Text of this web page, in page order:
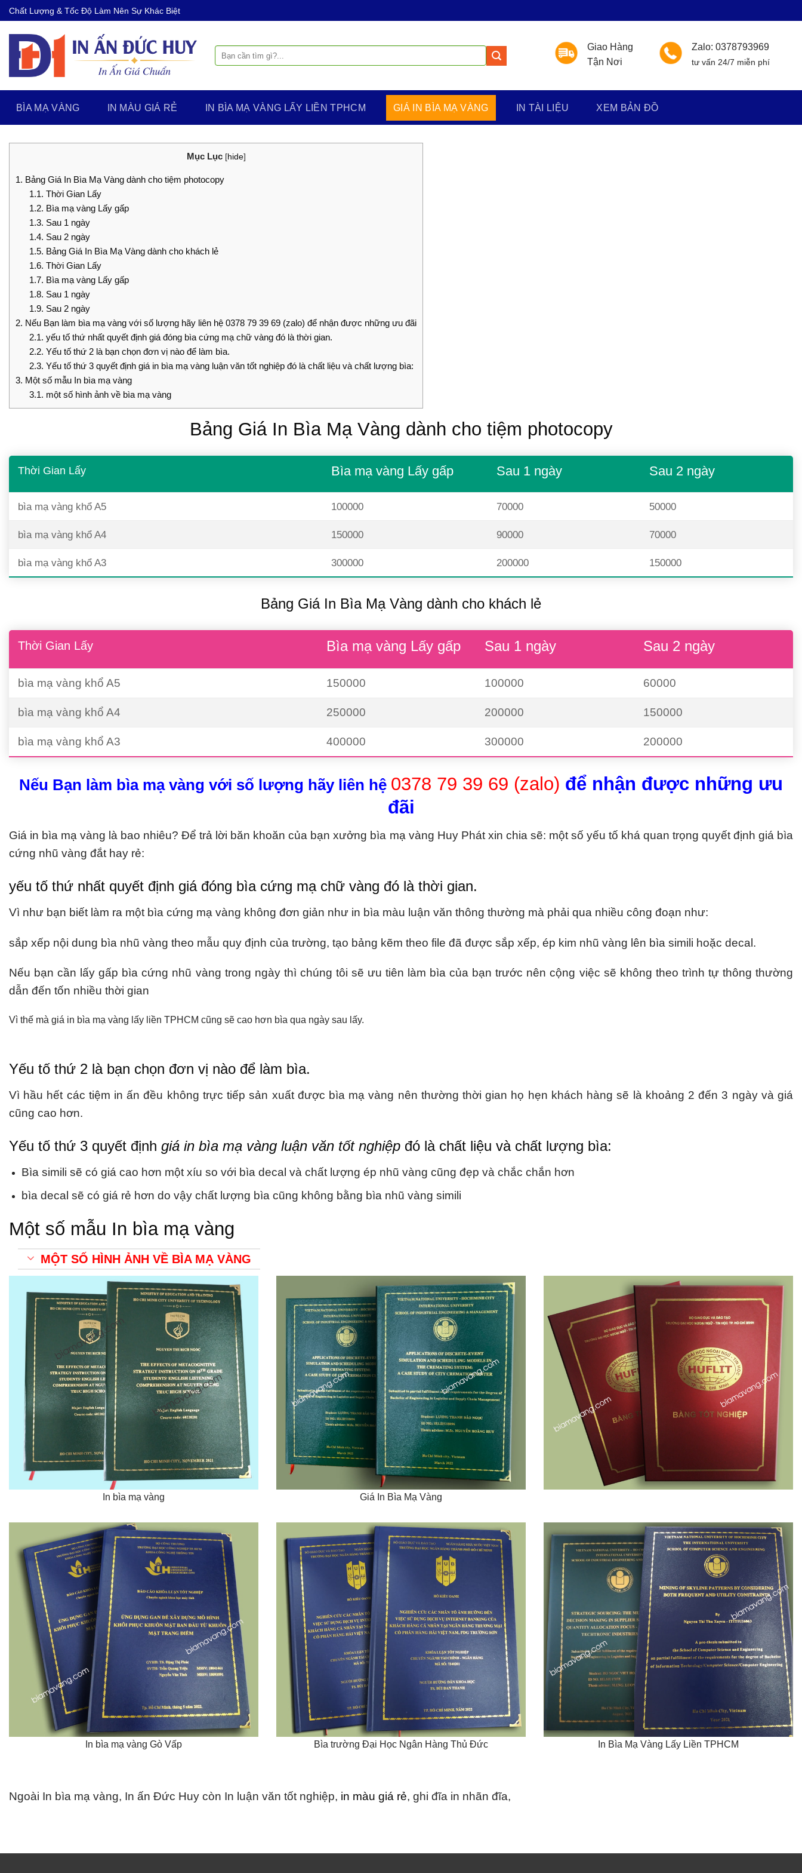
Skip
to
content
Chất Lượng & Tốc Độ Làm Nên Sự Khác Biệt
Giao Hàng
Tận Nơi
Zalo: 0378793969
tư vấn 24/7 miễn phí
BÌA MẠ VÀNG IN MÀU GIÁ RẺ IN BÌA MẠ VÀNG LẤY LIỀN TPHCM GIÁ IN BÌA MẠ VÀNG IN TÀI LIỆU XEM BẢN ĐỒ
Mục Lục [hide]
1. Bảng Giá In Bìa Mạ Vàng dành cho tiệm photocopy
1.1. Thời Gian Lấy
1.2. Bìa mạ vàng Lấy gấp
1.3. Sau 1 ngày
1.4. Sau 2 ngày
1.5. Bảng Giá In Bìa Mạ Vàng dành cho khách lẻ
1.6. Thời Gian Lấy
1.7. Bìa mạ vàng Lấy gấp
1.8. Sau 1 ngày
1.9. Sau 2 ngày
2. Nếu Bạn làm bìa mạ vàng với số lượng hãy liên hệ 0378 79 39 69 (zalo) để nhận được những ưu đãi
2.1. yếu tố thứ nhất quyết định giá đóng bìa cứng mạ chữ vàng đó là thời gian.
2.2. Yếu tố thứ 2 là bạn chọn đơn vị nào để làm bìa.
2.3. Yếu tố thứ 3 quyết định giá in bìa mạ vàng luận văn tốt nghiệp đó là chất liệu và chất lượng bìa:
3. Một số mẫu In bìa mạ vàng
3.1. một số hình ảnh về bìa mạ vàng
Bảng Giá In Bìa Mạ Vàng dành cho tiệm photocopy
Thời Gian Lấy Bìa mạ vàng Lấy gấp Sau 1 ngày Sau 2 ngày
bìa mạ vàng khổ A5 100000 70000 50000
bìa mạ vàng khổ A4 150000 90000 70000
bìa mạ vàng khổ A3 300000 200000 150000
Bảng Giá In Bìa Mạ Vàng dành cho khách lẻ
Thời Gian Lấy Bìa mạ vàng Lấy gấp Sau 1 ngày Sau 2 ngày
bìa mạ vàng khổ A5 150000 100000 60000
bìa mạ vàng khổ A4 250000 200000 150000
bìa mạ vàng khổ A3 400000 300000 200000
Nếu Bạn làm bìa mạ vàng với số lượng hãy liên hệ 0378 79 39 69 (zalo) để nhận được những ưu
đãi
Giá in bìa mạ vàng là bao nhiêu? Để trả lời băn khoăn của bạn xưởng bìa mạ vàng Huy Phát xin chia sẽ: một số yếu tố khá quan trọng quyết định giá bìa
cứng nhũ vàng đắt hay rẻ:
yếu tố thứ nhất quyết định giá đóng bìa cứng mạ chữ vàng đó là thời gian.
Vì như bạn biết làm ra một bìa cứng mạ vàng không đơn giản như in bìa màu luận văn thông thường mà phải qua nhiều công đoạn như:
sắp xếp nội dung bìa nhũ vàng theo mẫu quy định của trường, tạo bảng kẽm theo file đã được sắp xếp, ép kim nhũ vàng lên bìa simili hoặc decal.
Nếu bạn cần lấy gấp bìa cứng nhũ vàng trong ngày thì chúng tôi sẽ ưu tiên làm bìa của bạn trước nên cộng việc sẽ không theo trình tự thông thường
dẫn đến tốn nhiều thời gian
Vì thế mà giá in bìa mạ vàng lấy liền TPHCM cũng sẽ cao hơn bìa qua ngày sau lấy.
Yếu tố thứ 2 là bạn chọn đơn vị nào để làm bìa.
Vì hầu hết các tiệm in ấn đều không trực tiếp sản xuất được bìa mạ vàng nên thường thời gian họ hẹn khách hàng sẽ là khoảng 2 đến 3 ngày và giá
cũng cao hơn.
Yếu tố thứ 3 quyết định giá in bìa mạ vàng luận văn tốt nghiệp đó là chất liệu và chất lượng bìa:
Bìa simili sẽ có giá cao hơn một xíu so với bìa decal và chất lượng ép nhũ vàng cũng đẹp và chắc chắn hơn
bìa decal sẽ có giá rẻ hơn do vậy chất lượng bìa cũng không bằng bìa nhũ vàng simili
Một số mẫu In bìa mạ vàng
MỘT SỐ HÌNH ẢNH VỀ BÌA MẠ VÀNG
In bìa mạ vàng Giá In Bìa Mạ Vàng
In bìa mạ vàng Gò Vấp Bìa trường Đại Học Ngân Hàng Thủ Đức In Bìa Mạ Vàng Lấy Liền TPHCM
Ngoài In bìa mạ vàng, In ấn Đức Huy còn In luận văn tốt nghiệp, in màu giá rẻ, ghi đĩa in nhãn đĩa,